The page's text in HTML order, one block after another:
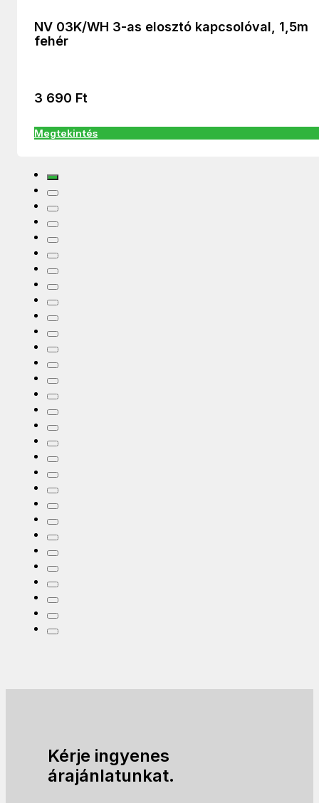
NV 03K/WH 3-as elosztó kapcsolóval, 1,5m
fehér
3 690 Ft
Megtekintés
Kérje ingyenes
árajánlatunkat.